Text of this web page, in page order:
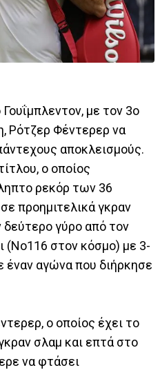
με τον 3ο
Ρότζερ Φέντερερ να
αποκλεισμούς.
ο οποίος
ρεκόρ των 36
προημιτελικά γκραν
γύρο από τον
(Νο116 στον κόσμο) με 3-
έναν αγώνα που διήρκησε
ο οποίος έχει το
σλαμ και επτά στο
να φτάσει